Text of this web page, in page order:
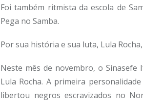
Foi também ritmista da escola de
Pega no Samba.
Por sua história e sua luta, Lula
Neste mês de novembro, o
Lula Rocha. A primeira
libertou negros escravizados no